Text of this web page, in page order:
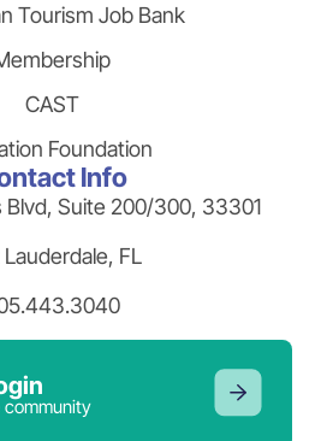
Tourism Job Bank
CAST
Foundation
Info
Blvd, Suite 200/300, 33301
FL
community